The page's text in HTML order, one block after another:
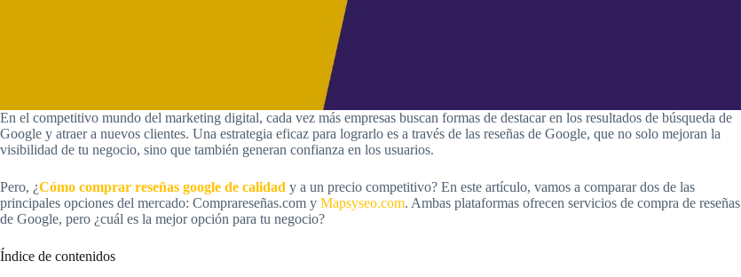
En el competitivo mundo del marketing digital, cada vez más empresas buscan formas de destacar en los resultados de búsqueda de
Google y atraer a nuevos clientes. Una estrategia eficaz para lograrlo es a través de las reseñas de Google, que no solo mejoran la
visibilidad de tu negocio, sino que también generan confianza en los usuarios.
Pero, ¿Cómo comprar reseñas google de calidad y a un precio competitivo? En este artículo, vamos a comparar dos de las
principales opciones del mercado: Comprareseñas.com y Mapsyseo.com. Ambas plataformas ofrecen servicios de compra de reseñas
de Google, pero ¿cuál es la mejor opción para tu negocio?
Índice de contenidos